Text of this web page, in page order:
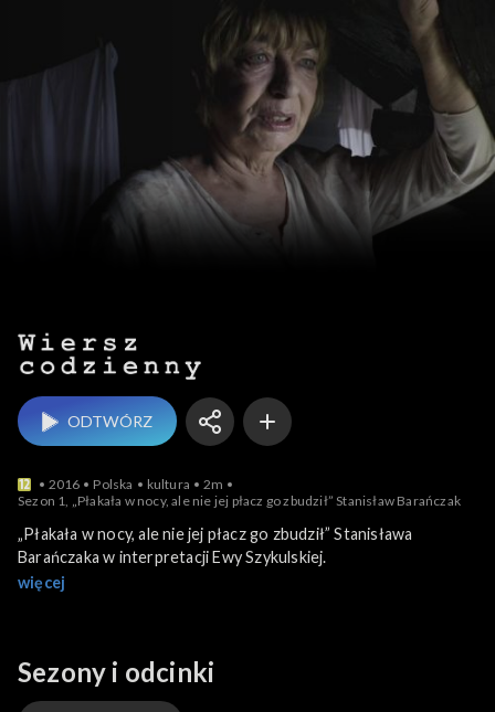
Wiersz codzienny
ODTWÓRZ
2016 Polska kultura
2m
Sezon 1, „Płakała w nocy, ale nie jej płacz go zbudził” Stanisław Barańczak
„Płakała w nocy, ale nie jej płacz go zbudził” Stanisława
Barańczaka w interpretacji Ewy Szykulskiej.
więcej
Sezony i odcinki